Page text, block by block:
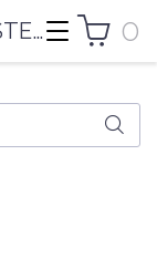
0
ANUBIAS SP. 'NANGI' - TF STERIL